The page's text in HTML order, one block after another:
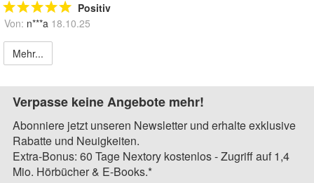
Positiv
Von: n***a 18.10.25
Mehr...
Verpasse keine Angebote mehr!
Abonniere jetzt unseren Newsletter und erhalte exklusive
Rabatte und Neuigkeiten.
Extra-Bonus: 60 Tage Nextory kostenlos - Zugriff auf 1,4
Mio. Hörbücher & E-Books.*